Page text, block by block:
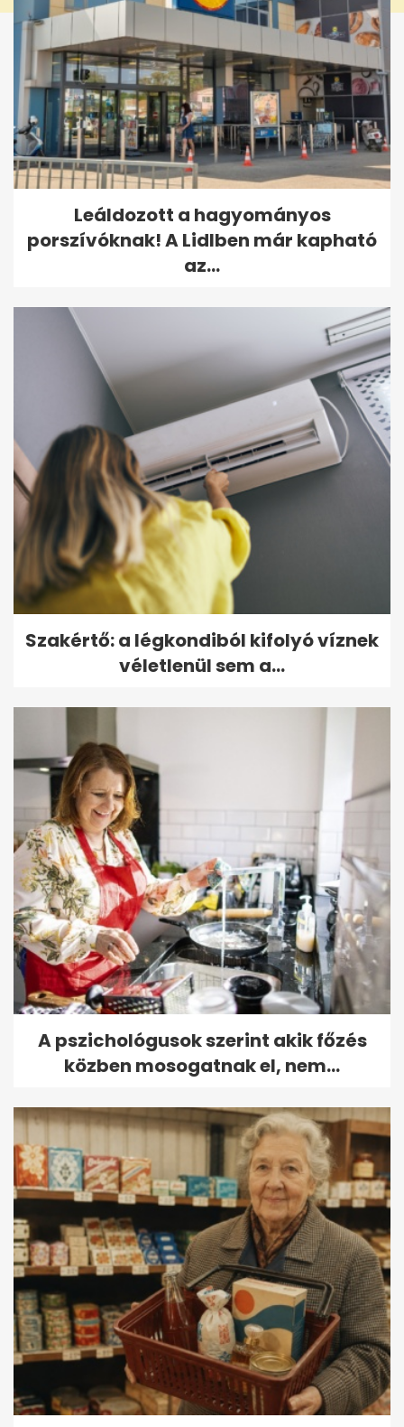
Leáldozott a hagyományos
porszívóknak! A Lidlben már kapható
az...
Szakértő: a légkondiból kifolyó víznek
véletlenül sem a...
A pszichológusok szerint akik főzés
közben mosogatnak el, nem...